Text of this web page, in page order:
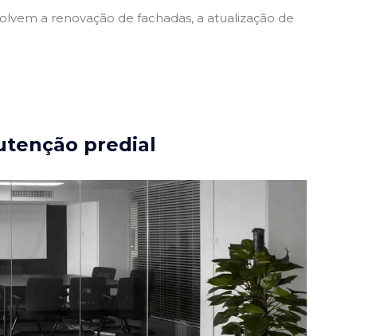
a renovação de fachadas, a atualização de
predial